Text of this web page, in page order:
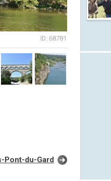
ID: 68781
Pont-du-Gard